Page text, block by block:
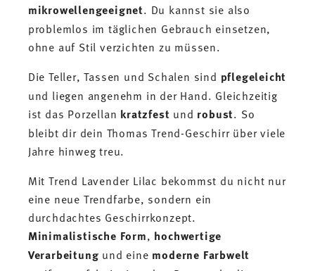
mikrowellengeeignet. Du kannst sie also
problemlos im täglichen Gebrauch einsetzen,
ohne auf Stil verzichten zu müssen.
Die Teller, Tassen und Schalen sind pflegeleicht
und liegen angenehm in der Hand. Gleichzeitig
ist das Porzellan kratzfest und robust. So
bleibt dir dein Thomas Trend-Geschirr über viele
Jahre hinweg treu.
Mit Trend Lavender Lilac bekommst du nicht nur
eine neue Trendfarbe, sondern ein
durchdachtes Geschirrkonzept.
Minimalistische Form, hochwertige
Verarbeitung und eine moderne Farbwelt